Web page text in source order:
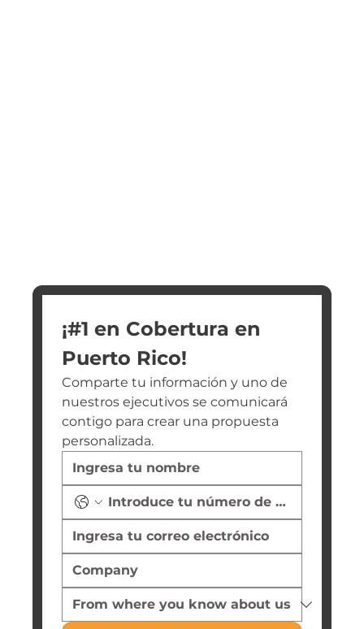
¡#1 en Cobertura en
Puerto Rico!
Comparte tu información y uno de
nuestros ejecutivos se comunicará
contigo para crear una propuesta
personalizada.